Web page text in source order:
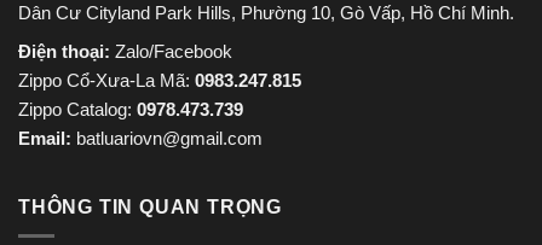
Dân Cư Cityland Park Hills, Phường 10, Gò Vấp, Hồ Chí Minh.
Điện thoại: Zalo/Facebook
Zippo Cổ-Xưa-La Mã: 0983.247.815
Zippo Catalog: 0978.473.739
Email: batluariovn@gmail.com
THÔNG TIN QUAN TRỌNG